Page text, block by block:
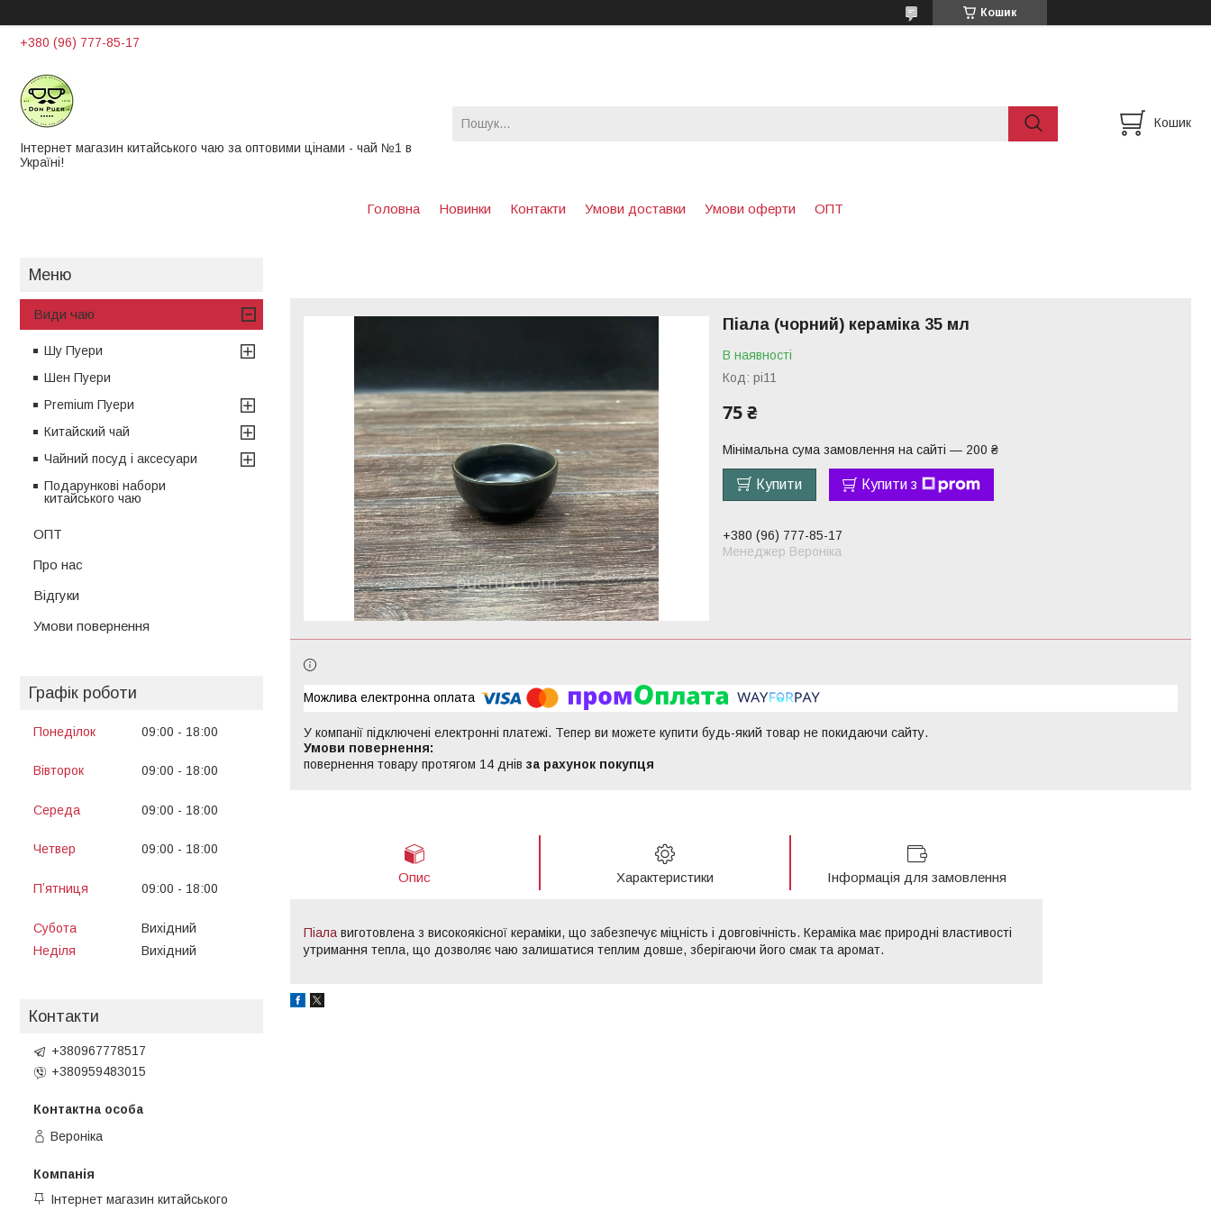
Кошик
+380 (96) 777-85-17
Інтернет магазин китайського чаю за оптовими цінами - чай ​​№1 в
Україні!
Кошик
Головна Новинки Контакти Умови доставки Умови оферти ОПТ
Піала (чорний) кераміка 35 мл
В наявності
Код: pi11
75 ₴
Мінімальна сума замовлення на сайті — 200 ₴
Купити Купити з
+380 (96) 777-85-17
Менеджер Вероніка
У компанії підключені електронні платежі. Тепер ви можете купити будь-який товар не покидаючи сайту.
повернення товару протягом 14 днів за рахунок покупця
Опис Характеристики Інформація для замовлення
Піала виготовлена з високоякісної кераміки, що забезпечує міцність і довговічність. Кераміка має природні властивості
утримання тепла, що дозволяє чаю залишатися теплим довше, зберігаючи його смак та аромат.
Види чаю
Шу Пуери
Шен Пуери
Premium Пуери
Китайский чай
Чайний посуд і аксесуари
Подарункові набори
китайського чаю
ОПТ
Про нас
Відгуки
Умови повернення
Графік роботи
Понеділок 09:00
18:00
Вівторок
09:00
18:00
Середа
09:00
18:00
Четвер
09:00
18:00
Пʼятниця
09:00
18:00
Субота
Вихідний
Неділя
Вихідний
Контакти
+380967778517
+380959483015
Вероніка
Інтернет магазин китайського